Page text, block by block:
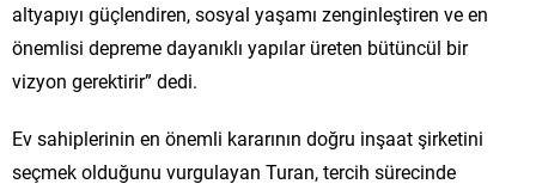
altyapıyı güçlendiren, sosyal yaşamı zenginleştiren ve en
önemlisi depreme dayanıklı yapılar üreten bütüncül bir
vizyon gerektirir” dedi.
Ev sahiplerinin en önemli kararının doğru inşaat şirketini
seçmek olduğunu vurgulayan Turan, tercih sürecinde